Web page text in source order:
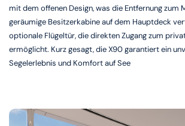
mit dem offenen Design, was die Entfernung zum
geräumige Besitzerkabine auf dem Hauptdeck
optionale Flügeltür, die direkten Zugang zum
ermöglicht. Kurz gesagt, die X90 garantiert ein
Segelerlebnis und Komfort auf See